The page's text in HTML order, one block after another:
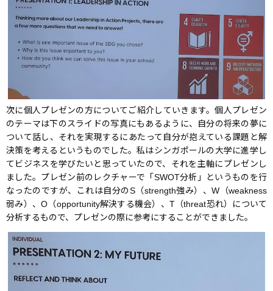
次に個人プレゼンの方についてご紹介していきます。個人プレゼン
のテーマは下のスライドの写真にもあるように、自分の将来の夢に
ついて話し、それを実現するにあたって自分が抱えている課題と解
決策を考えるというものでした。私はシンガポールの大学に進学し
てビジネスを学びたいと思っていたので、それを主軸にプレゼンし
ました。プレゼン前のレクチャーで「SWOT分析」というものを行
なったのですが、これは自分のS（strength強み）、W（weakness
弱み）、O（opportunity解決する機会）、T（threat恐れ）について
分析するもので、プレゼンの際に参考にすることができました。